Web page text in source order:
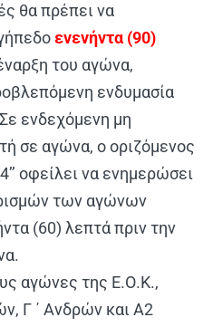
θα πρέπει να
ενενήντα (90)
του αγώνα,
ενδυμασία
ενδεχόμενη μη
σε αγώνα, ο οριζόμενος
οφείλει να ενημερώσει
των αγώνων
(60) λεπτά πριν την
αγώνες της Ε.Ο.Κ.,
Γ ΄ Ανδρών και Α2